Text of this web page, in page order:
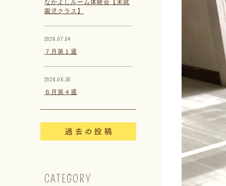
なかよしルーム体験会【未就
園児クラス】
2026.07.04
７月第１週
2026.06.30
６月第４週
CATEGORY